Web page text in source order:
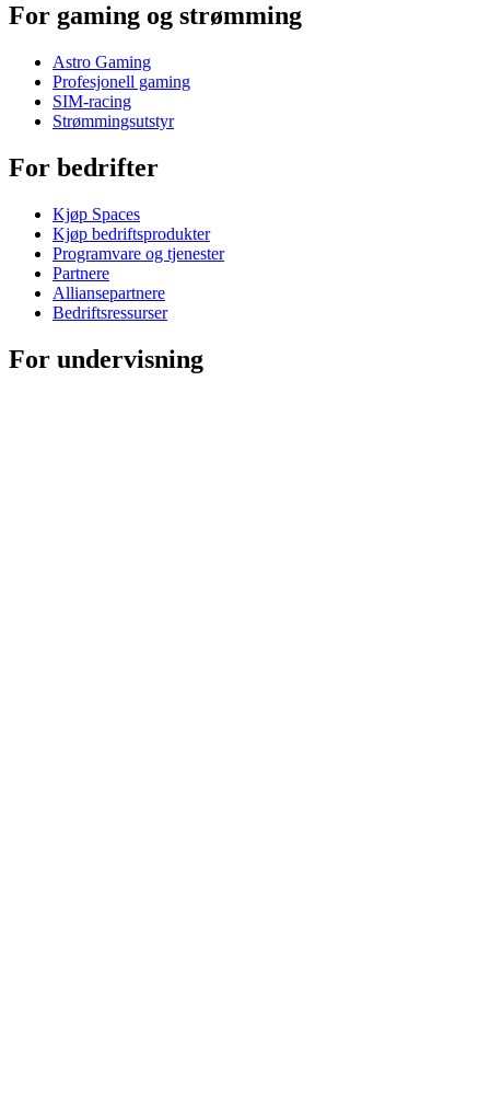
For gaming og strømming
Astro Gaming
Profesjonell gaming
SIM-racing
Strømmingsutstyr
For bedrifter
Kjøp Spaces
Kjøp bedriftsprodukter
Programvare og tjenester
Partnere
Alliansepartnere
Bedriftsressurser
For undervisning